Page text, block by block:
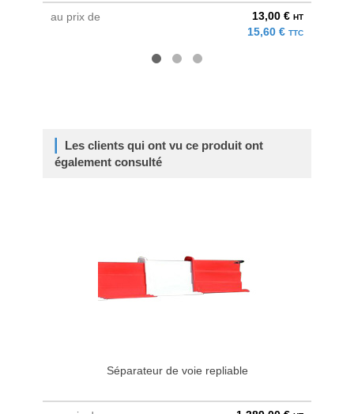
au prix de 13,00 € HT
15,60 € TTC
Les clients qui ont vu ce produit ont
également consulté
Séparateur de voie repliable